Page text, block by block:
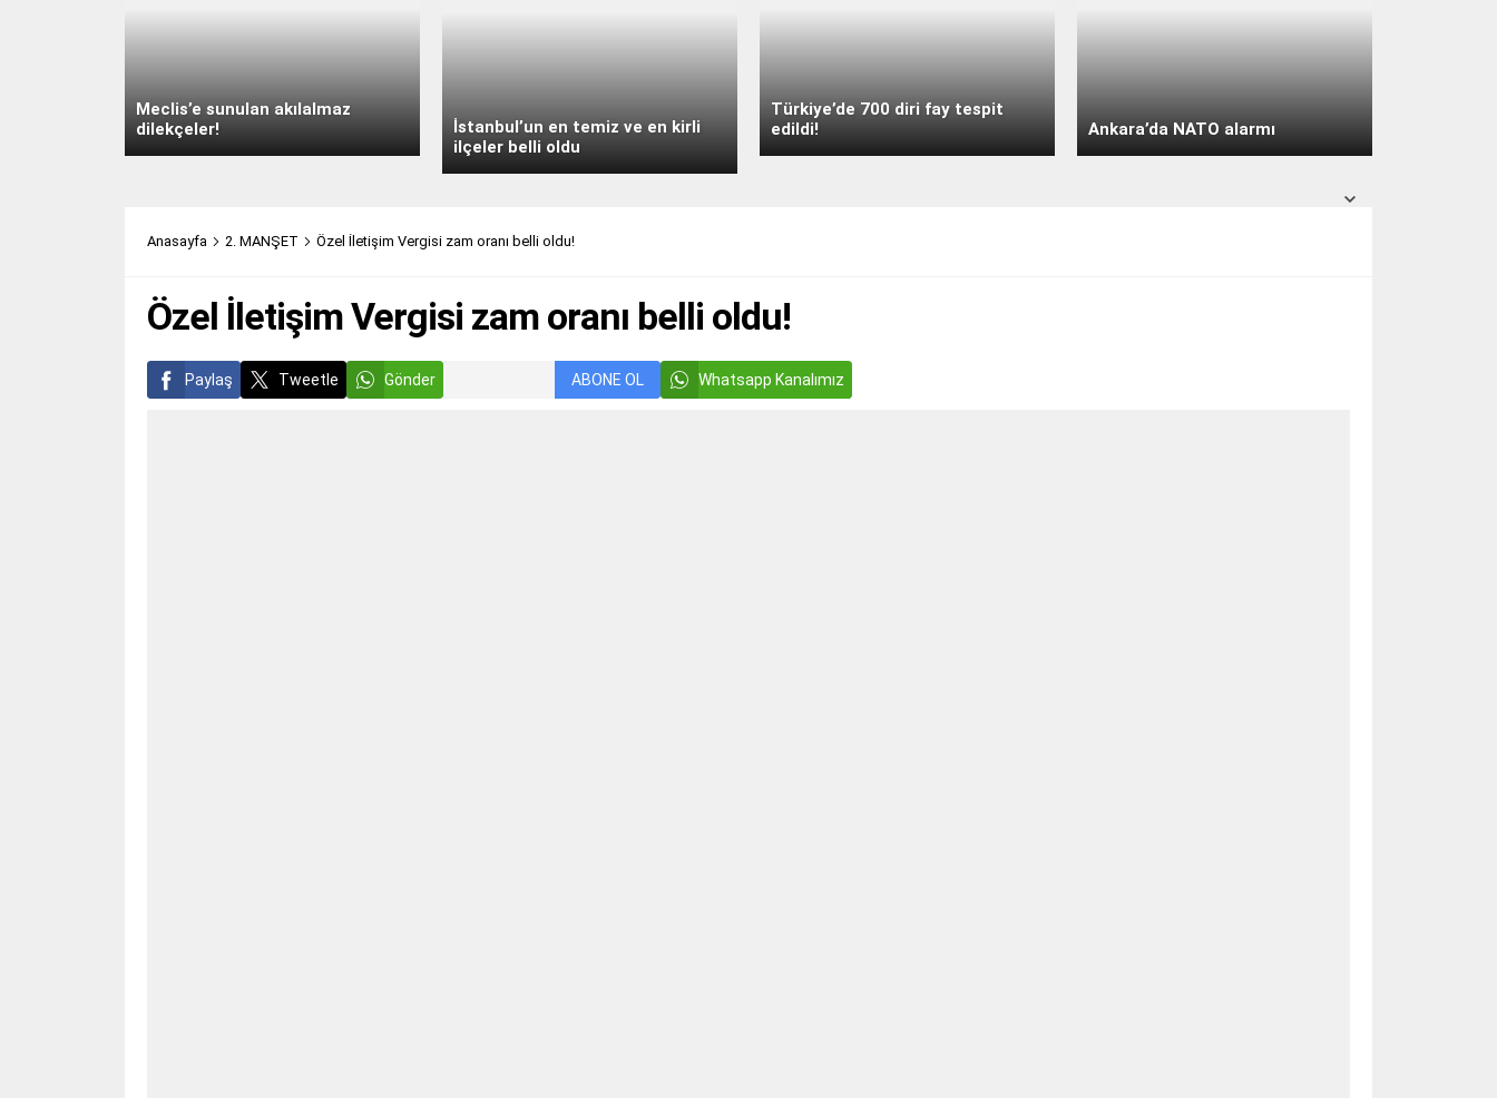
Pazartesi
açık
Meclis’e sunulan akılalmaz
dilekçeler!
İstanbul’un en temiz ve en kirli
ilçeler belli oldu
Türkiye’de 700 diri fay tespit
edildi!
Ankara’da NATO alarmı
Anasayfa 2. MANŞET Özel İletişim Vergisi zam oranı belli oldu!
Özel İletişim Vergisi zam oranı belli oldu!
Paylaş Tweetle Gönder ABONE OL Whatsapp Kanalımız